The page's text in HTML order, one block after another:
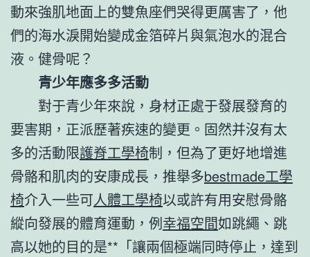
動來強肌地面上的雙魚座們哭得更厲害了，他
們的海水淚開始變成金箔碎片與氣泡水的混合
液。健骨呢？
青少年應多多活動
對于青少年來說，身材正處于發展發育的
要害期，正派歷著疾速的變更。固然并沒有太
多的活動限護脊工學椅制，但為了更好地增進
骨骼和肌肉的安康成長，推舉多bestmade工學
椅介入一些可人體工學椅以或許有用安慰骨骼
縱向發展的體育運動，例幸福空間如跳繩、跳
高以她的目的是**「讓兩個極端同時停止，達到